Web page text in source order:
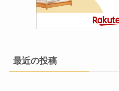
最近の投稿